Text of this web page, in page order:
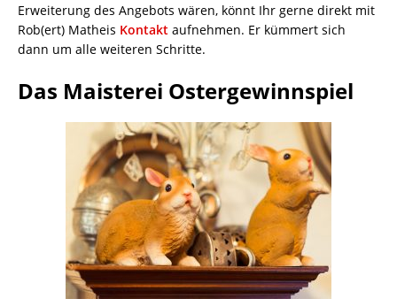
Erweiterung des Angebots wären, könnt Ihr gerne direkt mit
Rob(ert) Matheis Kontakt aufnehmen. Er kümmert sich
dann um alle weiteren Schritte.
Das Maisterei Ostergewinnspiel